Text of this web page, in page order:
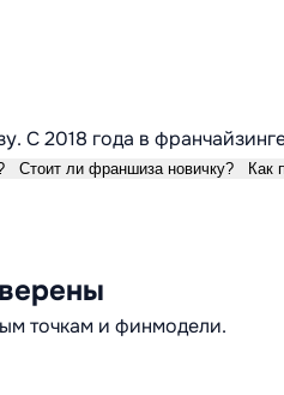
С 2018 года в
Стоит ли франшиза новичку? Как
точкам и финмодели.